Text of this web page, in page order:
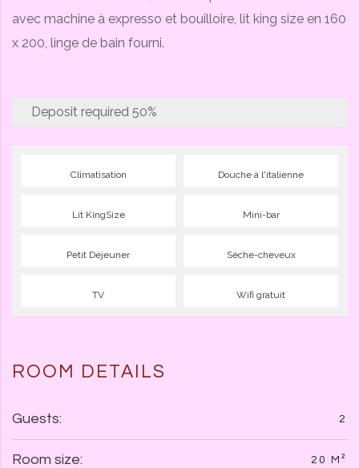
Deposit required 50%
Climatisation Douche à l'italienne
Lit KingSize Mini-bar
Petit Déjeuner Sèche-cheveux
TV Wifi gratuit
avec machine à expresso et bouilloire, lit king size en 160
x 200, linge de bain fourni.
ROOM DETAILS
Guests: 2
Room size: 20 M²